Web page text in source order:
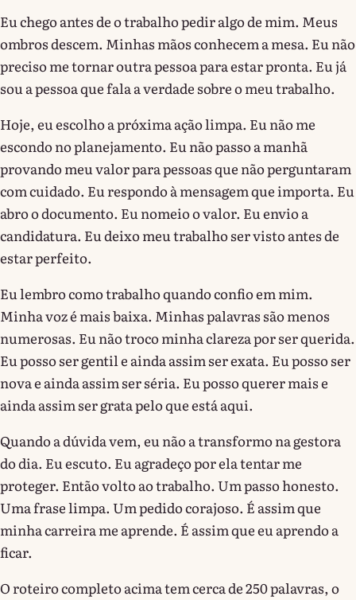
Eu chego antes de o trabalho pedir algo de mim. Meus
ombros descem. Minhas mãos conhecem a mesa. Eu não
preciso me tornar outra pessoa para estar pronta. Eu já
sou a pessoa que fala a verdade sobre o meu trabalho.
Hoje, eu escolho a próxima ação limpa. Eu não me
escondo no planejamento. Eu não passo a manhã
provando meu valor para pessoas que não perguntaram
com cuidado. Eu respondo à mensagem que importa. Eu
abro o documento. Eu nomeio o valor. Eu envio a
candidatura. Eu deixo meu trabalho ser visto antes de
estar perfeito.
Eu lembro como trabalho quando confio em mim.
Minha voz é mais baixa. Minhas palavras são menos
numerosas. Eu não troco minha clareza por ser querida.
Eu posso ser gentil e ainda assim ser exata. Eu posso ser
nova e ainda assim ser séria. Eu posso querer mais e
ainda assim ser grata pelo que está aqui.
Quando a dúvida vem, eu não a transformo na gestora
do dia. Eu escuto. Eu agradeço por ela tentar me
proteger. Então volto ao trabalho. Um passo honesto.
Uma frase limpa. Um pedido corajoso. É assim que
minha carreira me aprende. É assim que eu aprendo a
ficar.
O roteiro completo acima tem cerca de 250 palavras, o